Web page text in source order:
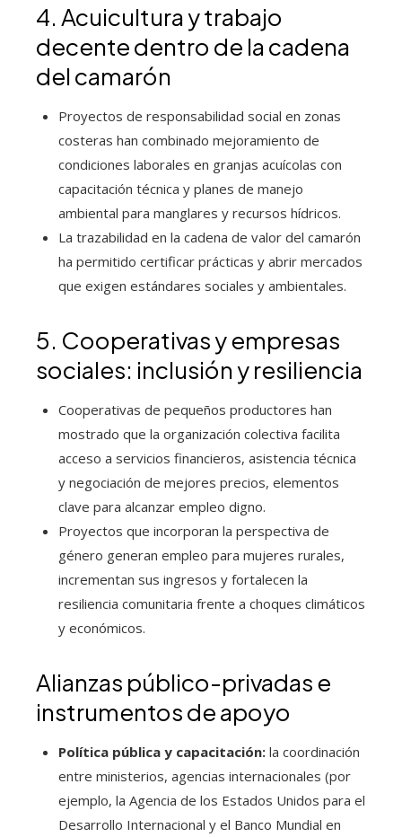
4. Acuicultura y trabajo
decente dentro de la cadena
del camarón
Proyectos de responsabilidad social en zonas
costeras han combinado mejoramiento de
condiciones laborales en granjas acuícolas con
capacitación técnica y planes de manejo
ambiental para manglares y recursos hídricos.
La trazabilidad en la cadena de valor del camarón
ha permitido certificar prácticas y abrir mercados
que exigen estándares sociales y ambientales.
5. Cooperativas y empresas
sociales: inclusión y resiliencia
Cooperativas de pequeños productores han
mostrado que la organización colectiva facilita
acceso a servicios financieros, asistencia técnica
y negociación de mejores precios, elementos
clave para alcanzar empleo digno.
Proyectos que incorporan la perspectiva de
género generan empleo para mujeres rurales,
incrementan sus ingresos y fortalecen la
resiliencia comunitaria frente a choques climáticos
y económicos.
Alianzas público-privadas e
instrumentos de apoyo
Política pública y capacitación: la coordinación
entre ministerios, agencias internacionales (por
ejemplo, la Agencia de los Estados Unidos para el
Desarrollo Internacional y el Banco Mundial en